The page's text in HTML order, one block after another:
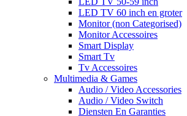
LED TV 60 inch en groter
Monitor (non Categorised)
Monitor Accessoires
Smart Display
Smart Tv
Tv Accessoires
Multimedia & Games
Audio / Video Accessories
Audio / Video Switch
Diensten En Garanties